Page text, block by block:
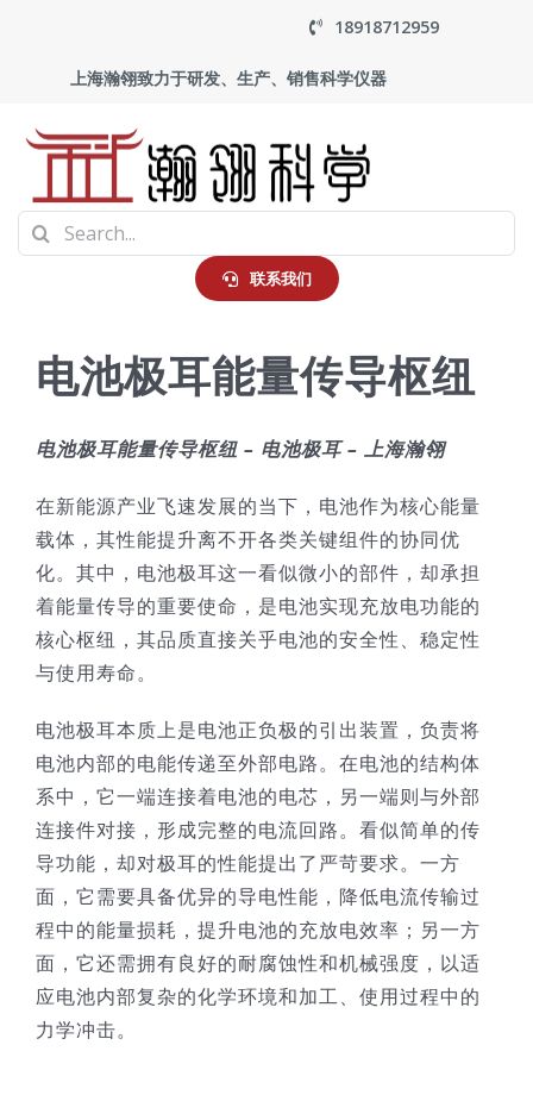
content
18918712959
上海瀚翎致力于研发、生产、销售科学仪器
首页
走进瀚翎
技术服务
公司新闻
Search
for:
联系我们
电池极耳能量传导枢纽
电池极耳能量传导枢纽 – 电池极耳 – 上海瀚翎
在新能源产业飞速发展的当下，电池作为核心能量
载体，其性能提升离不开各类关键组件的协同优
化。其中，电池极耳这一看似微小的部件，却承担
着能量传导的重要使命，是电池实现充放电功能的
核心枢纽，其品质直接关乎电池的安全性、稳定性
与使用寿命。
电池极耳本质上是电池正负极的引出装置，负责将
电池内部的电能传递至外部电路。在电池的结构体
系中，它一端连接着电池的电芯，另一端则与外部
连接件对接，形成完整的电流回路。看似简单的传
导功能，却对极耳的性能提出了严苛要求。一方
面，它需要具备优异的导电性能，降低电流传输过
程中的能量损耗，提升电池的充放电效率；另一方
面，它还需拥有良好的耐腐蚀性和机械强度，以适
应电池内部复杂的化学环境和加工、使用过程中的
力学冲击。